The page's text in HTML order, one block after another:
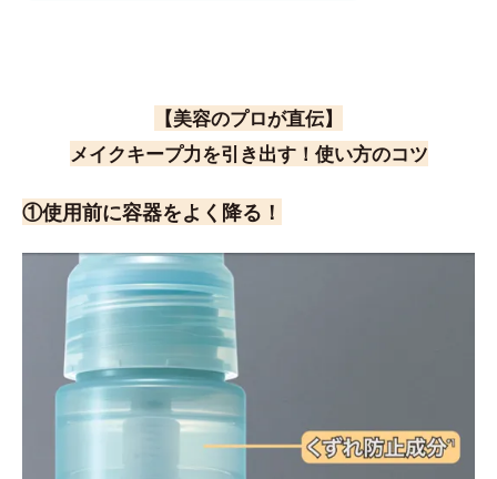
【美容のプロが直伝】
メイクキープ力を引き出す！使い方のコツ
①使用前に容器をよく降る！